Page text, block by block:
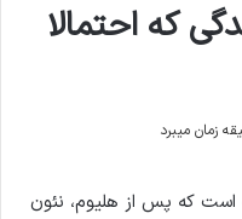
که احتمالا
است که پس از هلیوم، نئون